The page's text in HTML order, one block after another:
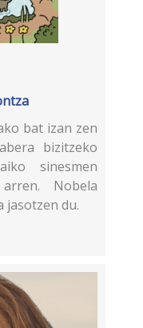
bat izan zen
bizitzeko
sinesmen
Nobela
jasotzen du.